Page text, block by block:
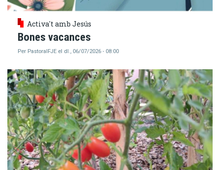
Activa't amb Jesús
Bones vacances
Per PastoralFJE el dl., 06/07/2026 - 08:00